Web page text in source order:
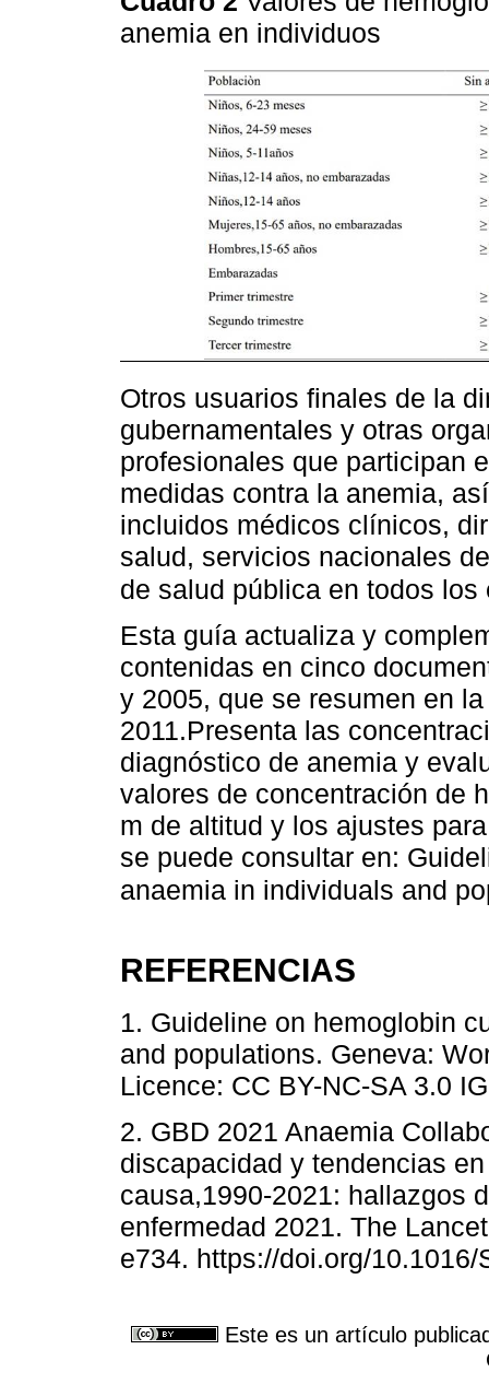
anemia en individuos
Otros usuarios finales de la
gubernamentales y otras
profesionales que participan
medidas contra la anemia,
incluidos médicos clínicos,
salud, servicios nacionales
de salud pública en todos
Esta guía actualiza y
contenidas en cinco
y 2005, que se resumen en
2011.Presenta las
diagnóstico de anemia y
valores de concentración de
m de altitud y los ajustes
se puede consultar en:
anaemia in individuals and
REFERENCIAS
1. Guideline on hemoglobin
and populations. Geneva:
Licence: CC BY-NC-SA 3.0
2. GBD 2021 Anaemia
discapacidad y tendencias
causa,1990-2021: hallazgos
enfermedad 2021. The
e734. https://doi.org/
Este es un artículo